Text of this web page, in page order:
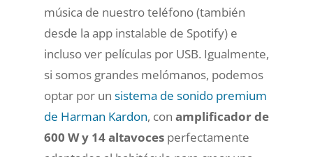
música de nuestro teléfono (también
desde la app instalable de Spotify) e
incluso ver películas por USB. Igualmente,
si somos grandes melómanos, podemos
optar por un sistema de sonido premium
de Harman Kardon, con amplificador de
600 W y 14 altavocesperfectamente